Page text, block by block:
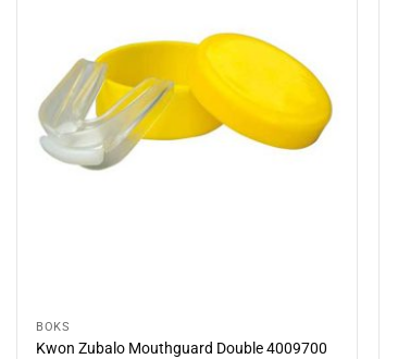
BOKS
Kwon Zubalo Mouthguard Double 4009700